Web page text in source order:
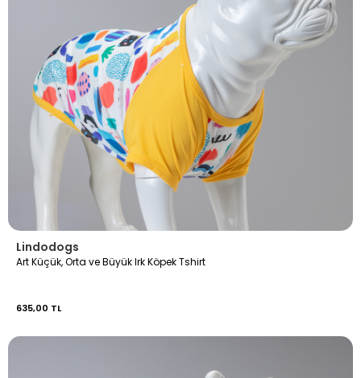
Lindodogs
Art Küçük, Orta ve Büyük Irk Köpek Tshirt
635,00 TL